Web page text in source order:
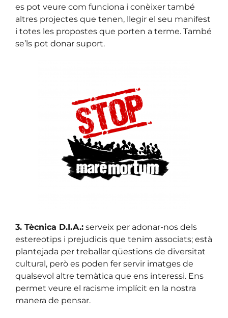
es pot veure com funciona i conèixer també
altres projectes que tenen, llegir el seu manifest
i totes les propostes que porten a terme. També
se’ls pot donar suport.
3. Tècnica D.I.A.: serveix per adonar-nos dels
estereotips i prejudicis que tenim associats; està
plantejada per treballar qüestions de diversitat
cultural, però es poden fer servir imatges de
qualsevol altre temàtica que ens interessi. Ens
permet veure el racisme implícit en la nostra
manera de pensar.